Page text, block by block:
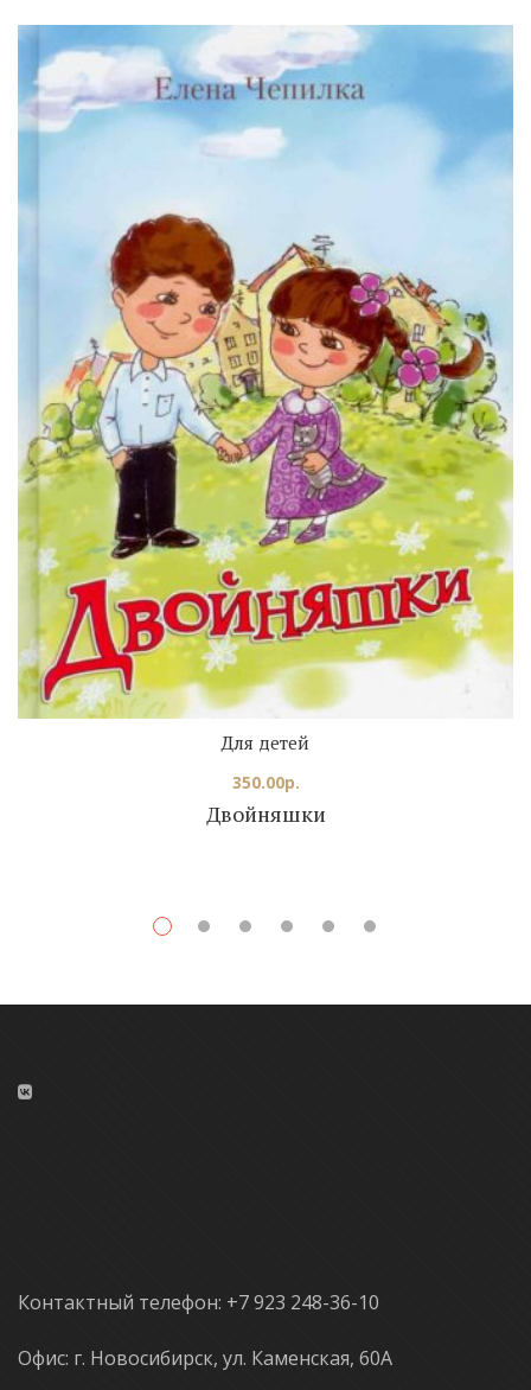
Двойняшки
Для детей
350.00р.
Контактный телефон: +7 923 248-36-10
Офис: г. Новосибирск, ул. Каменская, 60А